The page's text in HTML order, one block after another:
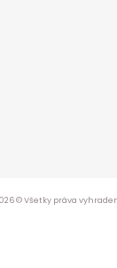
© Všetky práva